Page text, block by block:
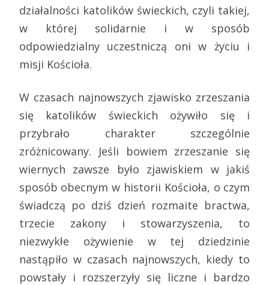
działalności katolików świeckich, czyli takiej,
w której solidarnie i w sposób
odpowiedzialny uczestniczą oni w życiu i
misji Kościoła.
W czasach najnowszych zjawisko zrzeszania
się katolików świeckich ożywiło się i
przybrało charakter szczególnie
zróżnicowany. Jeśli bowiem zrzeszanie się
wiernych zawsze było zjawiskiem w jakiś
sposób obecnym w historii Kościoła, o czym
świadczą po dziś dzień rozmaite bractwa,
trzecie zakony i stowarzyszenia, to
niezwykłe ożywienie w tej dziedzinie
nastąpiło w czasach najnowszych, kiedy to
powstały i rozszerzyły się liczne i bardzo